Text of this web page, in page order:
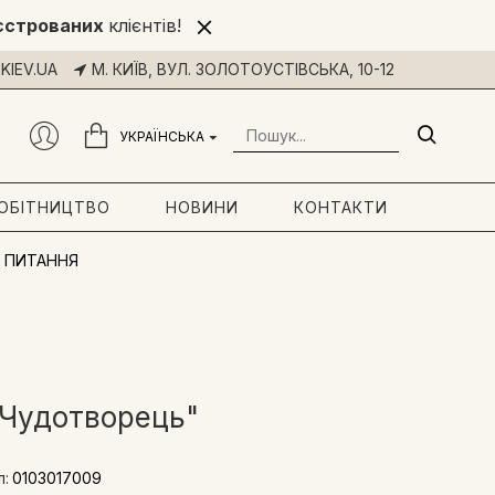
клієнтів!
М. КИЇВ, ВУЛ. ЗОЛОТОУСТІВСЬКА, 10-12
УКРАЇНСЬКА
НОВИНИ КОНТАКТИ
0103017009